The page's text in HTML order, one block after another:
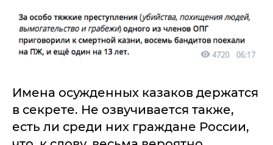
Имена осужденных казаков держатся
в секрете. Не озвучивается также,
есть ли среди них граждане России,